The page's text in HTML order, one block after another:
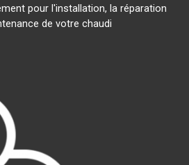
pour l'installation, la réparation
de votre chaudi